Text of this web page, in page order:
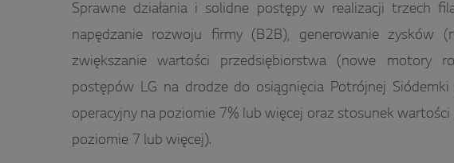
Sprawne działania i solidne postępy w realizacji trzech
napędzanie rozwoju firmy (B2B), generowanie zysków
zwiększanie wartości przedsiębiorstwa (nowe motory
postępów LG na drodze do osiągnięcia Potrójnej
operacyjny na poziomie 7% lub więcej oraz stosunek
poziomie 7 lub więcej).